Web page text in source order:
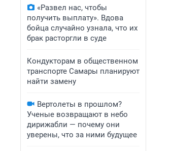
«Развел нас, чтобы
получить выплату». Вдова
бойца случайно узнала, что их
брак расторгли в суде
Кондукторам в общественном
транспорте Самары планируют
найти замену
Вертолеты в прошлом?
Ученые возвращают в небо
дирижабли — почему они
уверены, что за ними будущее